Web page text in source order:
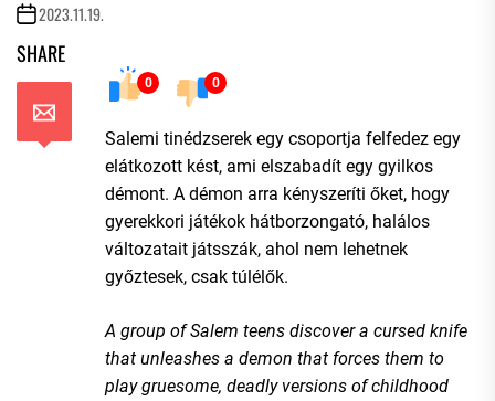
2023.11.19.
SHARE
0 0
Salemi tinédzserek egy csoportja felfedez egy
elátkozott kést, ami elszabadít egy gyilkos
démont. A démon arra kényszeríti őket, hogy
gyerekkori játékok hátborzongató, halálos
változatait játsszák, ahol nem lehetnek
győztesek, csak túlélők.
A group of Salem teens discover a cursed knife
that unleashes a demon that forces them to
play gruesome, deadly versions of childhood